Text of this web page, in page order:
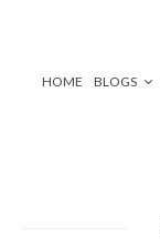
HOME BLOGS